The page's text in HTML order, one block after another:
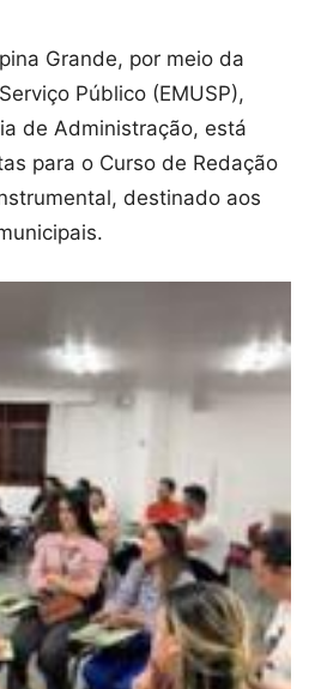
Grande, por meio da
Público (EMUSP),
de Administração, está
para o Curso de Redação
destinado aos